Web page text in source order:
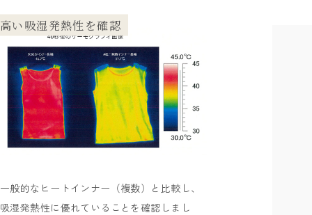
高い吸湿発熱性を確認
一般的なヒートインナー（複数）と比較し、
吸湿発熱性に優れていることを確認しまし